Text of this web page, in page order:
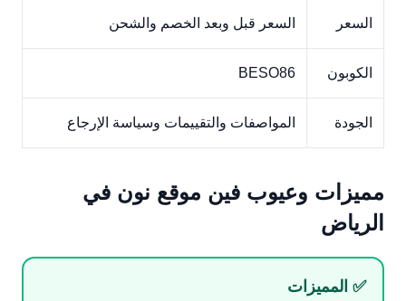
السعر السعر قبل وبعد الخصم والشحن
الكوبون BESO86
الجودة المواصفات والتقييمات وسياسة الإرجاع
مميزات وعيوب فين موقع نون في
الرياض
✅ المميزات